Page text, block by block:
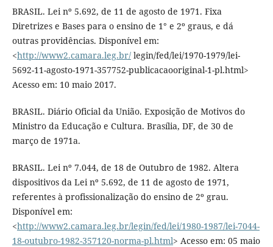
BRASIL. Lei nº 5.692, de 11 de agosto de 1971. Fixa
Diretrizes e Bases para o ensino de 1° e 2º graus, e dá
outras providências. Disponível em:
<http://www2.camara.leg.br/legin/fed/lei/1970-1979/lei-
5692-11-agosto-1971-357752-publicacaooriginal-1-pl.html>
Acesso em: 10 maio 2017.
BRASIL. Diário Oficial da União. Exposição de Motivos do
Ministro da Educação e Cultura. Brasília, DF, de 30 de
março de 1971a.
BRASIL. Lei nº 7.044, de 18 de Outubro de 1982. Altera
dispositivos da Lei nº 5.692, de 11 de agosto de 1971,
referentes à profissionalização do ensino de 2º grau.
Disponível em:
<http://www2.camara.leg.br/legin/fed/lei/1980-1987/lei-7044-
18-outubro-1982-357120-norma-pl.html> Acesso em: 05 maio